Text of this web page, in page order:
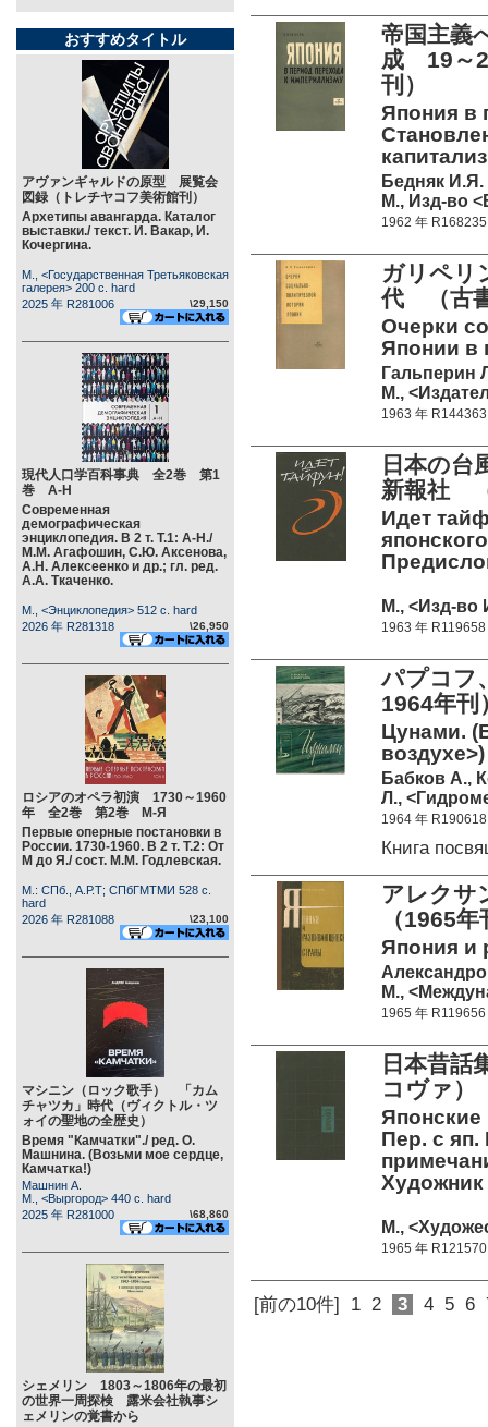
おすすめタイトル
アヴァンギャルドの原型 展覧会
図録（トレチヤコフ美術館刊）
Архетипы авангарда. Каталог
выставки./ текст. И. Вакар, И.
Кочергина.
М., <Государственная Третьяковская
галерея> 200 c. hard
2025 年 R281006
\29,150
現代人口学百科事典 全2巻 第1
巻 А-Н
Современная
демографическая
энциклопедия. В 2 т. Т.1: А-Н./
М.М. Агафошин, С.Ю. Аксенова,
А.Н. Алексеенко и др.; гл. ред.
А.А. Ткаченко.
М., <Энциклопедия> 512 c. hard
2026 年 R281318
\26,950
ロシアのオペラ初演 1730～1960
年 全2巻 第2巻 М-Я
Первые оперные постановки в
России. 1730-1960. В 2 т. Т.2: От
М до Я./ сост. М.М. Годлевская.
М.: СПб., А.Р.Т; СПбГМТМИ 528 c.
hard
2026 年 R281088
\23,100
マシニン（ロック歌手） 「カム
チャツカ」時代（ヴィクトル・ツ
ォイの聖地の全歴史）
Время "Камчатки"./ ред. О.
Машнина. (Возьми мое сердце,
Камчатка!)
Машнин А.
М., <Выргород> 440 c. hard
2025 年 R281000
\68,860
シェメリン 1803～1806年の最初
の世界一周探検 露米会社執事シ
ェメリンの覚書から
帝国主義
成 19～
刊）
Япония в
Бедняк И.Я.
М., Изд-во
1962 年 R168235
ガリペ
代 （古
Очерки
Японии в
Гальперин
М.,
1963 年 R144363
日本の
新報社
Идет
М., <Изд-во
1963 年 R119658
パプコ
1964年刊
Цунами.
воздухе>)
Бабков А.,
Л.,
1964 年 R190618
Книга
アレク
（1965年
Япония и
М.,
1965 年 R119656
日本昔
コヴァ）
Японские
Пер. с
Художник
М.,
1965 年 R121570
[前の10件] 1 2 3 4 5 6